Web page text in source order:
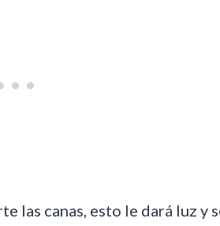
las canas, esto le dará luz y